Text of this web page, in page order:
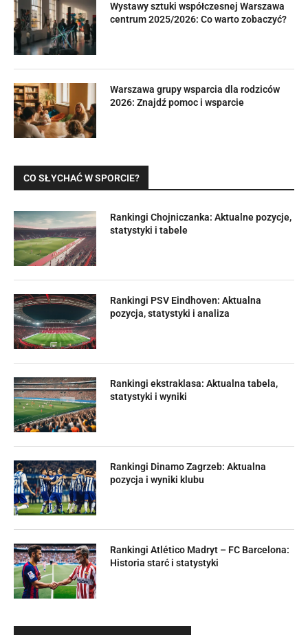
Wystawy sztuki współczesnej Warszawa
centrum 2025/2026: Co warto zobaczyć?
Warszawa grupy wsparcia dla rodziców
2026: Znajdź pomoc i wsparcie
CO SŁYCHAĆ W SPORCIE?
Rankingi Chojniczanka: Aktualne pozycje,
statystyki i tabele
Rankingi PSV Eindhoven: Aktualna
pozycja, statystyki i analiza
Rankingi ekstraklasa: Aktualna tabela,
statystyki i wyniki
Rankingi Dinamo Zagrzeb: Aktualna
pozycja i wyniki klubu
Rankingi Atlético Madryt – FC Barcelona:
Historia starć i statystyki